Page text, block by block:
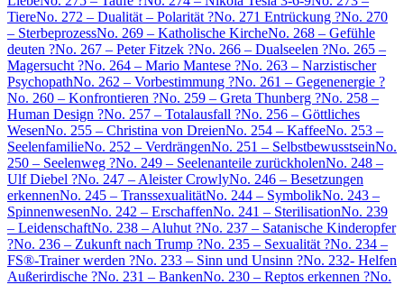
TiereNo. 272 – Dualität – Polarität ?No. 271 Entrückung ?No. 270
– SterbeprozessNo. 269 – Katholische KircheNo. 268 – Gefühle
deuten ?No. 267 – Peter Fitzek ?No. 266 – Dualseelen ?No. 265 –
Magersucht ?No. 264 – Mario Mantese ?No. 263 – Narzistischer
PsychopathNo. 262 – Vorbestimmung ?No. 261 – Gegenenergie ?
No. 260 – Konfrontieren ?No. 259 – Greta Thunberg ?No. 258 –
Human Design ?No. 257 – Totalausfall ?No. 256 – Göttliches
WesenNo. 255 – Christina von DreienNo. 254 – KaffeeNo. 253 –
SeelenfamilieNo. 252 – VerdrängenNo. 251 – SelbstbewusstseinNo.
250 – Seelenweg ?No. 249 – Seelenanteile zurückholenNo. 248 –
Ulf Diebel ?No. 247 – Aleister CrowlyNo. 246 – Besetzungen
erkennenNo. 245 – TranssexualitätNo. 244 – SymbolikNo. 243 –
SpinnenwesenNo. 242 – ErschaffenNo. 241 – SterilisationNo. 239
– LeidenschaftNo. 238 – Aluhut ?No. 237 – Satanische Kinderopfer
?No. 236 – Zukunft nach Trump ?No. 235 – Sexualität ?No. 234 –
FS®-Trainer werden ?No. 233 – Sinn und Unsinn ?No. 232- Helfen
Außerirdische ?No. 231 – BankenNo. 230 – Reptos erkennen ?No.